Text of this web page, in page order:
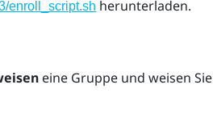
enroll_script.sh herunterladen.
eine Gruppe und weisen Sie